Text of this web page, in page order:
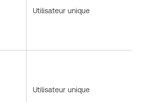
Utilisateur unique
Utilisateur unique